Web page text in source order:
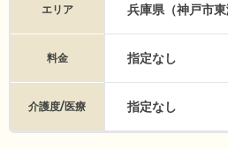
エリア 兵庫県（神戸市
料金 指定なし
介護度/医療 指定なし